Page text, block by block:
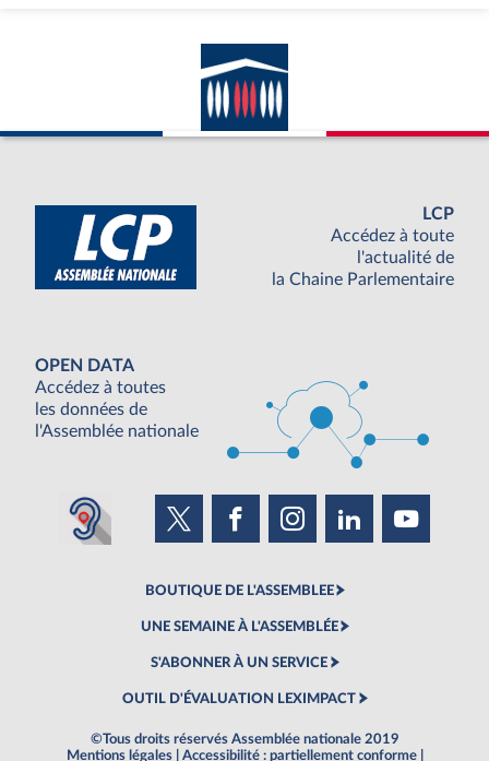
LCP
Accédez à toute
l'actualité de
la Chaine Parlementaire
OPEN DATA
Accédez à toutes
les données de
l'Assemblée nationale
BOUTIQUE DE L'ASSEMBLEE
UNE SEMAINE À L'ASSEMBLÉE
S'ABONNER À UN SERVICE
OUTIL D'ÉVALUATION LEXIMPACT
©Tous droits réservés Assemblée nationale 2019
Mentions légales
Accessibilité : partiellement conforme